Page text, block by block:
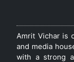
Amrit Vichar is
and media
with a strong